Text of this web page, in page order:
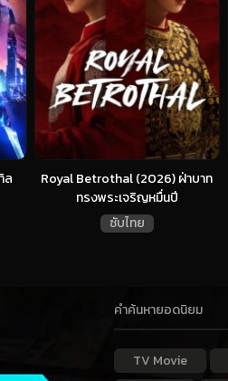
ล
Royal Betrothal (2026) ฝ่าบาท
ทรงพระเจริญหมื่นปี
ซับไทย
คำค้นหายอดนิยม
TV Movie